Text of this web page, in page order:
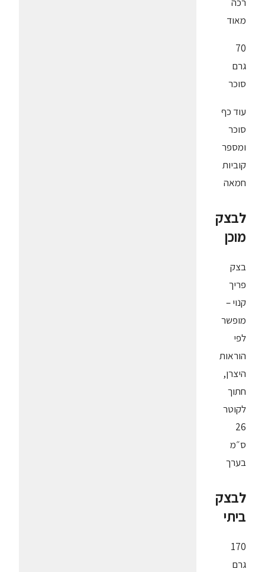
מאוד
70
גרם
סוכר
עוד כף
סוכר
ומספר
קוביות
חמאה
לבצק
מוכן
בצק
פריך
קנוי –
מופשר
לפי
הוראות
היצרן,
חתוך
לקוטר
26
ס״מ
בערך
לבצק
ביתי
170
גרם